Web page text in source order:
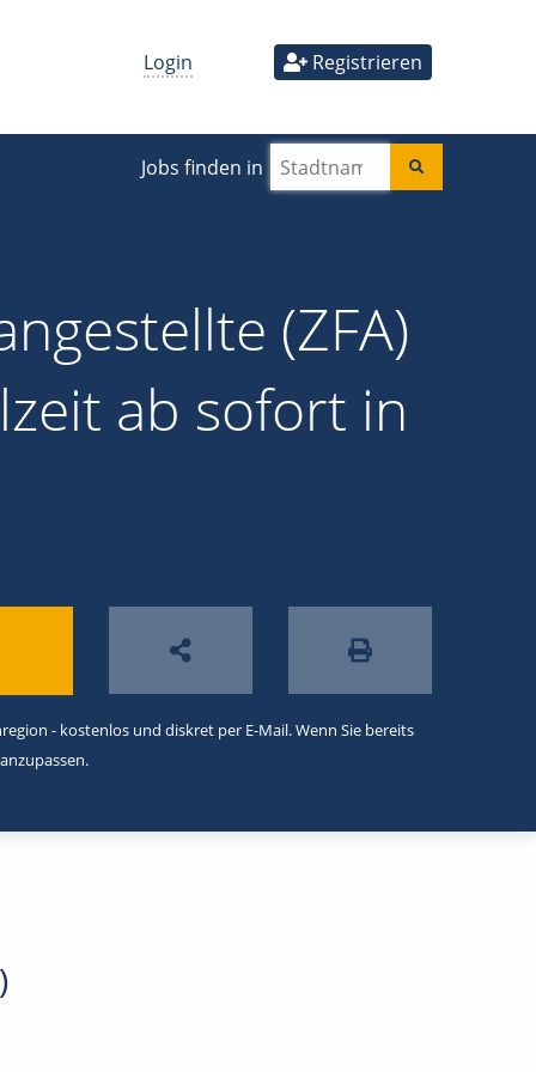
Login Registrieren
Jobs finden in
(ZFA)
ab sofort in
- kostenlos und diskret per E-Mail. Wenn Sie bereits